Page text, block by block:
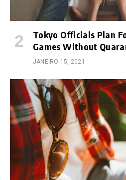
Tokyo Officials Plan
Games Without
JANEIRO 15, 2021